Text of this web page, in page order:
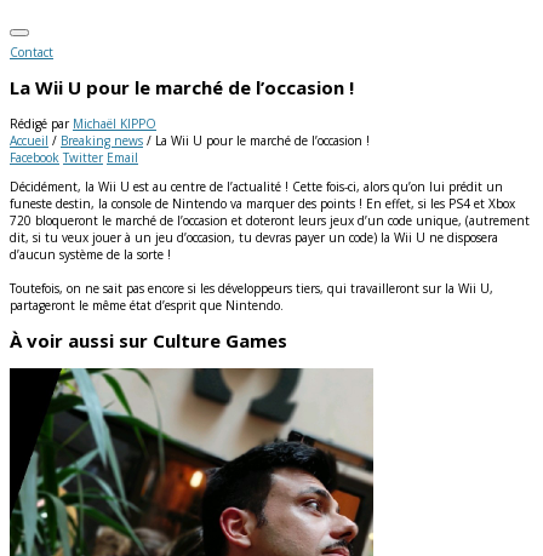
Contact
La Wii U pour le marché de l’occasion !
Rédigé par Michaël KIPPO
Accueil / Breaking news / La Wii U pour le marché de l’occasion !
Facebook Twitter Email
Décidément, la Wii U est au centre de l’actualité ! Cette fois-ci, alors qu’on lui prédit un
funeste destin, la console de Nintendo va marquer des points ! En effet, si les PS4 et Xbox
720 bloqueront le marché de l’occasion et doteront leurs jeux d’un code unique, (autrement
dit, si tu veux jouer à un jeu d’occasion, tu devras payer un code) la Wii U ne disposera
d’aucun système de la sorte !
Toutefois, on ne sait pas encore si les développeurs tiers, qui travailleront sur la Wii U,
partageront le même état d’esprit que Nintendo.
À voir aussi sur Culture Games